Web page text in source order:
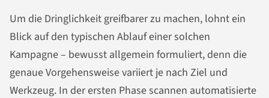
Um die Dringlichkeit greifbarer zu machen, lohnt ein
Blick auf den typischen Ablauf einer solchen
Kampagne – bewusst allgemein formuliert, denn die
genaue Vorgehensweise variiert je nach Ziel und
Werkzeug. In der ersten Phase scannen automatisierte